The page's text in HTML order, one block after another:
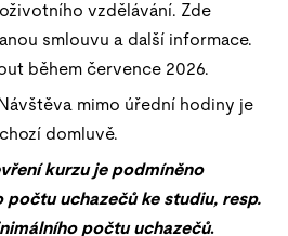
vzdělávání. Zde
smlouvu a další informace.
během července 2026.
mimo úřední hodiny je
domluvě.
kurzu je podmíněno
počtu uchazečů ke studiu, resp.
počtu uchazečů.